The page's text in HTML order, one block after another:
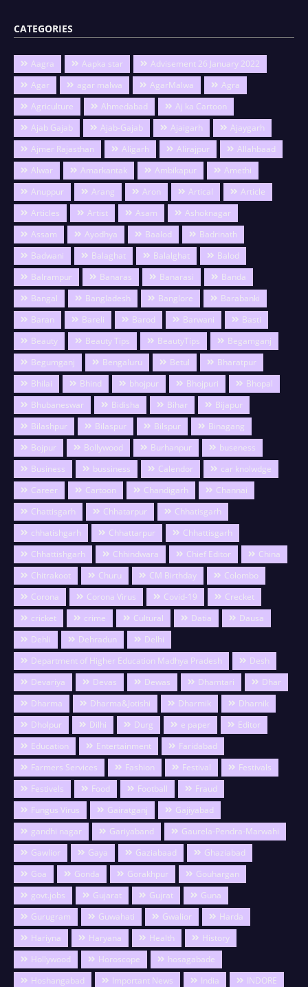
CATEGORIES
Aagra Aapka star
Advisement 26 January 2022
Agar
agar malwa AgarMalwa
Agra
Agriculture
Ahmedabad
Aj ka Cartoon
Ajab Gajab
Ajab-Gajab Ajaigarh
Ajaygarh
Ajmer Rajasthan
Aligarh Alirajpur
Allahbaad
Alwar
Amarkantak Ambikapur
Amethi
Anuppur
Arang Aron Artical
Article
Articles
Artist Asam
Ashoknagar
Assam
Ayodhya Baalod
Badrinath
Badwani
Balaghat Balalghat
Balod
Balrampur
Banaras Banarasi
Banda
Bangal
Bangladesh Banglore
Barabanki
Baran
Bareli Barod Barwani
Basti
Beauty
Beauty Tips BeautyTips
Begamganj
Begumganj
Bengaluru Betul
Bharatpur
Bhilai
Bhind bhojpur Bhojpuri
Bhopal
Bhubaneswar
Bidisha Bihar
Bijapur
Bilashpur
Bilaspur Bilspur
Binagang
Bojpur
Bollywood Burhanpur
buseness
Business
bussiness Calendor
car knolwdge
Career
Cartoon Chandigarh
Channai
Chattisgarh
Chhatarpur
Chhatisgarh
chhatishgarh
Chhattarpur
Chhattisgarh
Chhattishgarh
Chhindwara Chief Editor
China
Chitrakoot
Churu CM Birthday
Colombo
Corona
Corona Virus Covid-19
Crecket
cricket
crime Cultural Datia
Dausa
Dehli
Dehradun
Delhi
Department of Higher Education Madhya Pradesh
Desh
Devariya
Devas Dewas Dhamtari
Dhar
Dharma
Dharma&Jotishi Dharmik
Dharnik
Dholpur
Dilhi Durg e paper
Editor
Education
Entertainment
Faridabad
Farmers Services
Fashion Festival
Festivals
Festivels
Food Football
Fraud
Fungus Virus
Gairatganj
Gajiyabad
gandhi nagar
Gariyaband
Gaurela-Pendra-Marwahi
Gawlior
Gaya Gaziabaad
Ghaziabad
Goa
Gonda Gorakhpur
Gouhargan
govt.jobs
Gujarat Gujrat
Guna
Gurugram
Guwahati Gwalior
Harda
Hariyna
Haryana Health
History
Hollywood
Horoscope
hosagabade
Hoshangabad
Important News India
INDORE